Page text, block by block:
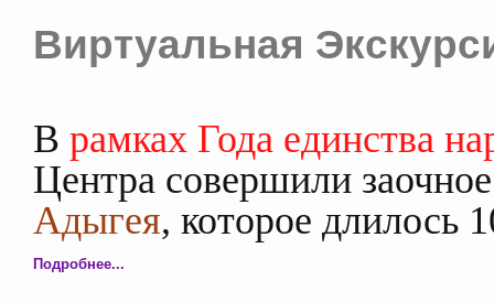
Виртуальная
В рамках Года единства
Центра совершили
Адыгея, которое длилось
Подробнее...